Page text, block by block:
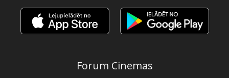
Kino
Klubs
Forum Cinemas